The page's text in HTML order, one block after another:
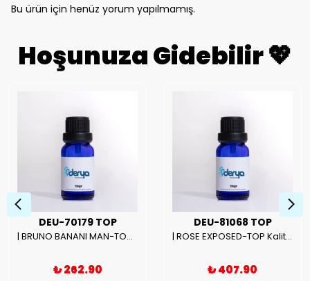
Bu ürün için henüz yorum yapılmamış.
Hoşunuza Gidebilir 💖
DEU-70179 TOP
| BRUNO BANANI MAN-TOP Kalite Erkek Parfüm Esansı.|
₺ 262.90
DEU-81068 TOP
| ROSE EXPOSED-TOP Kalite Unısex Parfüm Esansı.|
₺ 407.90